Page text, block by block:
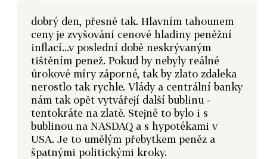
dobrý den, přesně tak. Hlavním tahounem
ceny je zvyšování cenové hladiny peněžní
inflací...v poslední době neskrývaným
tištěním penež. Pokud by nebyly reálné
úrokové míry záporné, tak by zlato zdaleka
nerostlo tak rychle. Vlády a centrální banky
nám tak opět vytvářejí další bublinu -
tentokráte na zlatě. Stejně to bylo i s
bublinou na NASDAQ a s hypotékami v
USA. Je to umělým přebytkem peněz a
špatnými politickými kroky.